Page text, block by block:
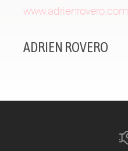
www.adrienrovero.com
ADRIEN ROVERO